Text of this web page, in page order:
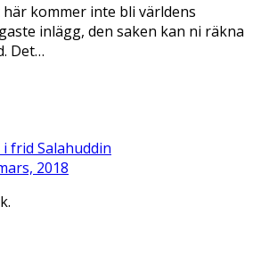
här kommer inte bli världens
inlägg, den saken kan ni räkna
Det…
i frid Salahuddin
2018